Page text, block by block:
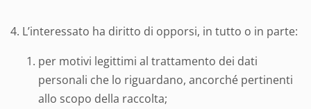
4. L’interessato ha diritto di opporsi, in tutto o in parte:
per motivi legittimi al trattamento dei dati
personali che lo riguardano, ancorché pertinenti
allo scopo della raccolta;